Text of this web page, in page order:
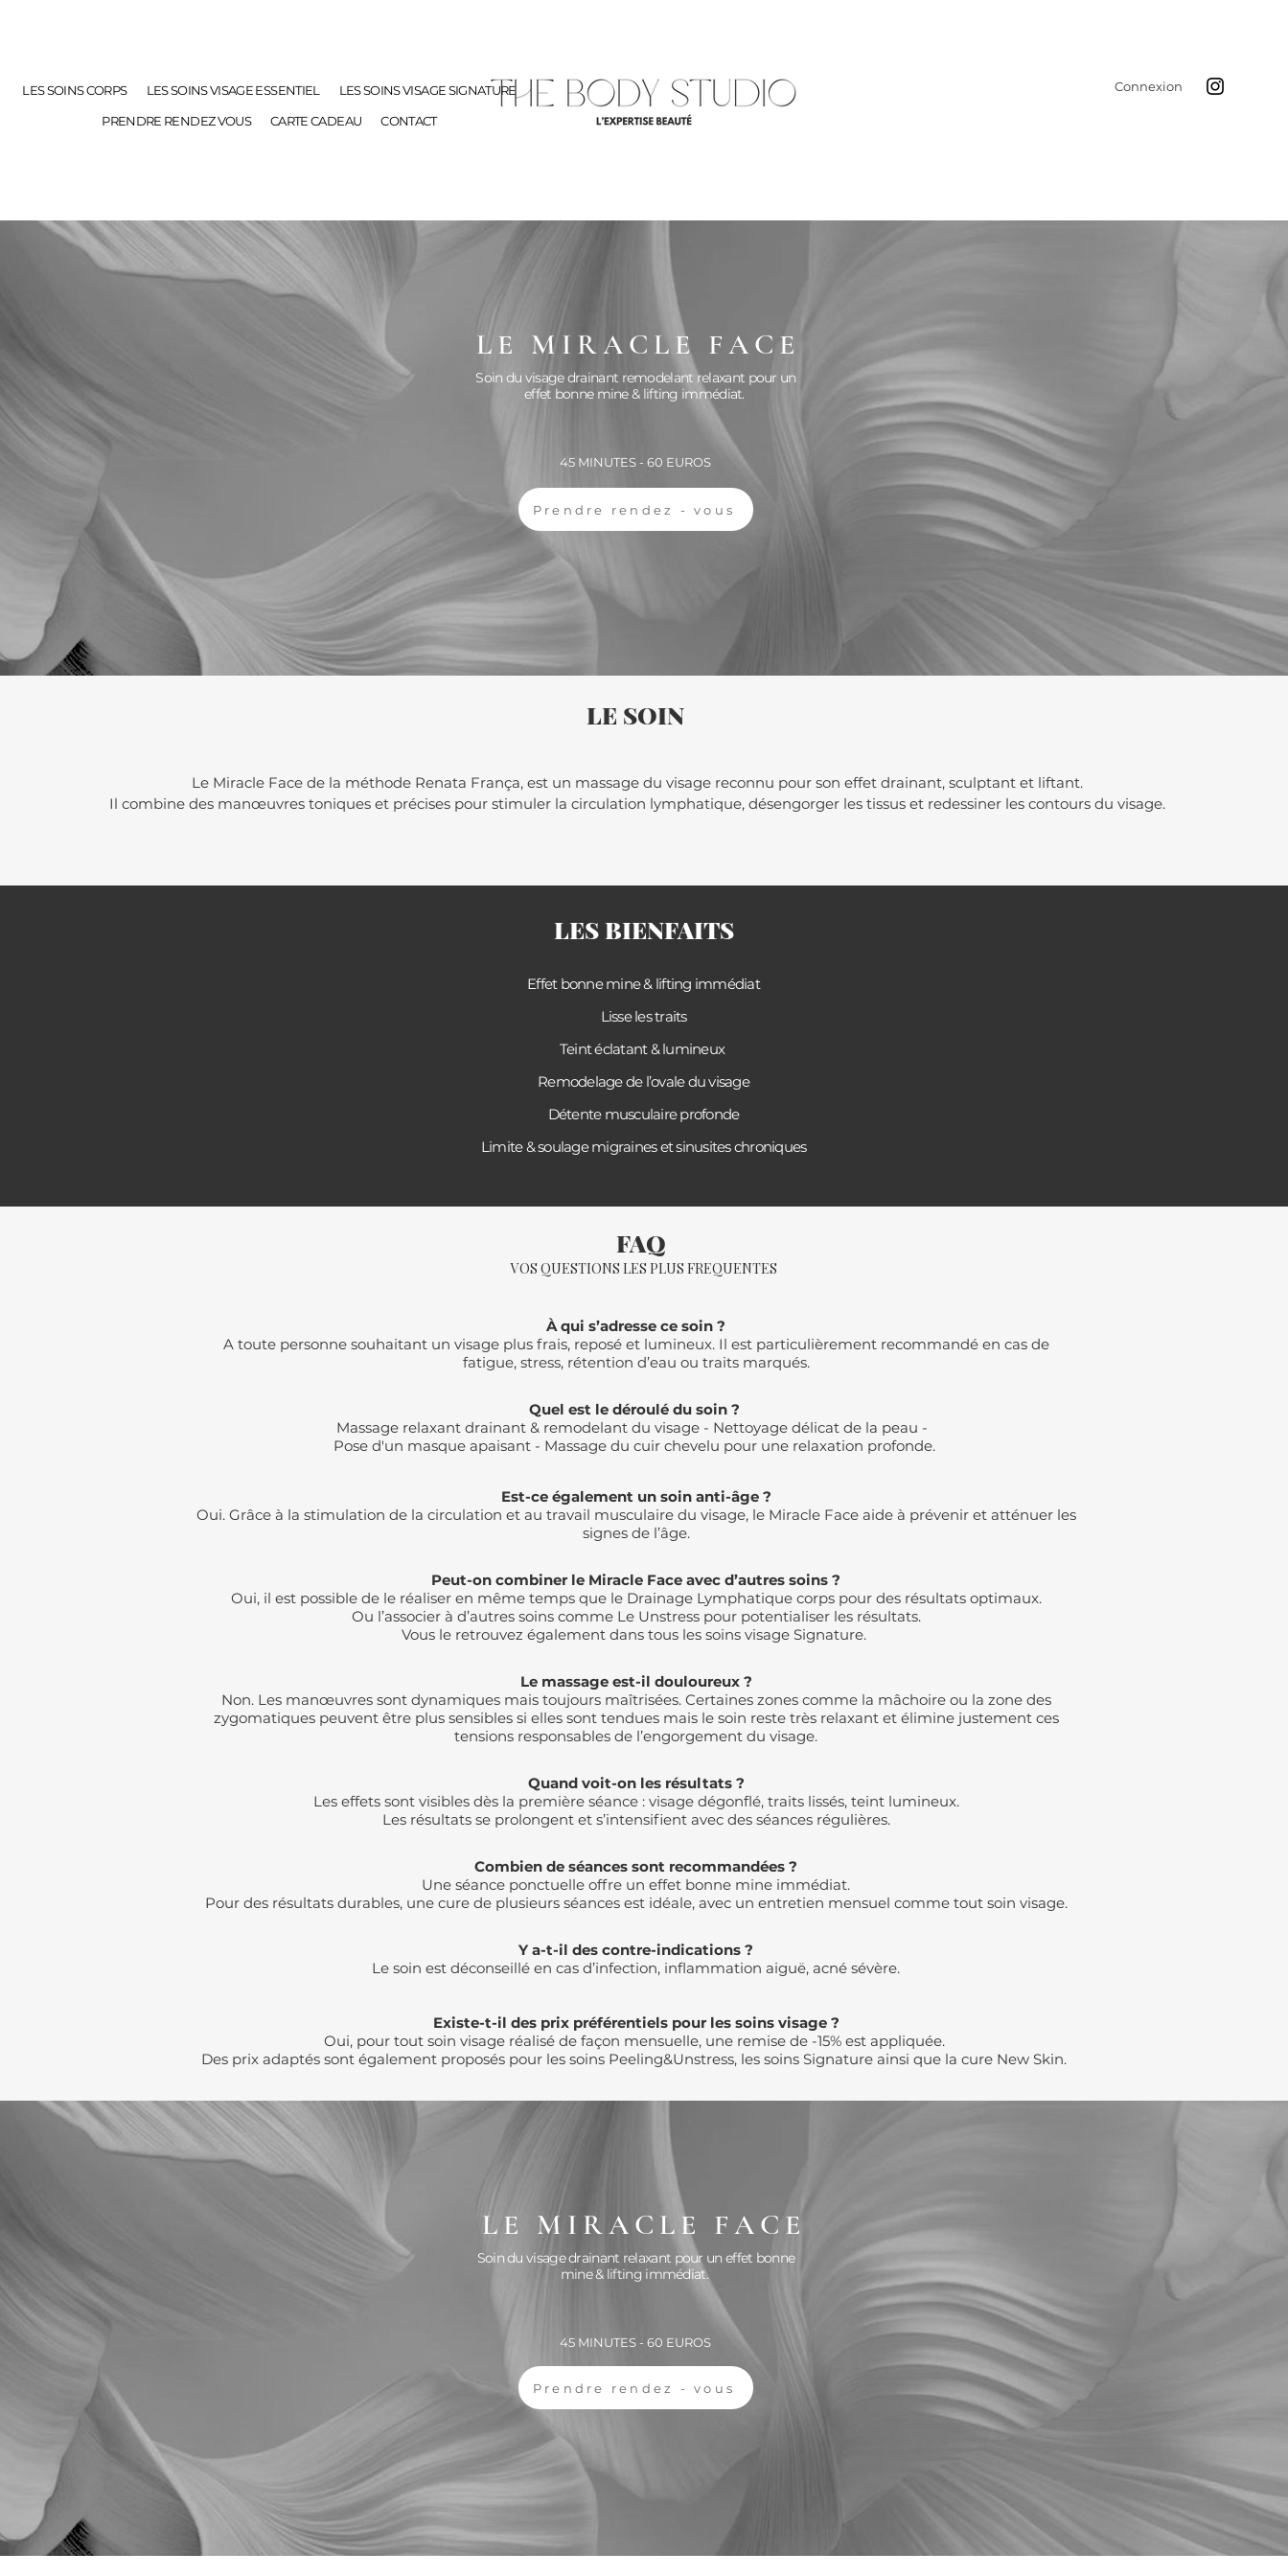
LES SOINS CORPS LES SOINS VISAGE ESSENTIEL
LES SOINS VISAGE SIGNATURE
PRENDRE RENDEZ VOUS
CARTE CADEAU CONTACT
Connexion
LE MIRACLE FACE
Soin du visage drainant remodelant relaxant pour un
effet bonne mine & lifting immédiat.
45 MINUTES - 60 EUROS
Prendre rendez - vous
LE SOIN
Le Miracle Face de la méthode Renata França, est un massage du visage reconnu pour son effet drainant, sculptant et liftant.
Il combine des manœuvres toniques et précises pour stimuler la circulation lymphatique, désengorger les tissus et redessiner les contours du visage.
LES BIENFAITS
Effet bonne mine & lifting immédiat
Lisse les traits
Teint éclatant & lumineux
Remodelage de l’ovale du visage
Détente musculaire profonde
Limite & soulage migraines et sinusites chroniques
FAQ
VOS QUESTIONS LES PLUS FREQUENTES
À qui s’adresse ce soin ?
A toute personne souhaitant un visage plus frais, reposé et lumineux. Il est particulièrement recommandé en cas de
fatigue, stress, rétention d’eau ou traits marqués.
Quel est le déroulé du soin ?
Massage relaxant drainant & remodelant du visage - Nettoyage délicat de la peau -
Pose d'un masque apaisant - Massage du cuir chevelu pour une relaxation profonde.
Est-ce également un soin anti-âge ?
Oui. Grâce à la stimulation de la circulation et au travail musculaire du visage, le Miracle Face aide à prévenir et atténuer les
signes de l’âge.
Peut-on combiner le Miracle Face avec d’autres soins ?
Oui, il est possible de le réaliser en même temps que le Drainage Lymphatique corps pour des résultats optimaux.
Ou l’associer à d’autres soins comme Le Unstress pour potentialiser les résultats.
Vous le retrouvez également dans tous les soins visage Signature.
Le massage est-il douloureux ?
Non. Les manœuvres sont dynamiques mais toujours maîtrisées. Certaines zones comme la mâchoire ou la zone des
zygomatiques peuvent être plus sensibles si elles sont tendues mais le soin reste très relaxant et élimine justement ces
tensions responsables de l’engorgement du visage.
Quand voit-on les résultats ?
Les effets sont visibles dès la première séance : visage dégonflé, traits lissés, teint lumineux.
Les résultats se prolongent et s’intensifient avec des séances régulières.
Combien de séances sont recommandées ?
Une séance ponctuelle offre un effet bonne mine immédiat.
Pour des résultats durables, une cure de plusieurs séances est idéale, avec un entretien mensuel comme tout soin visage.
Y a-t-il des contre-indications ?
Le soin est déconseillé en cas d’infection, inflammation aiguë, acné sévère.
Existe-t-il des prix préférentiels pour les soins visage ?
Oui, pour tout soin visage réalisé de façon mensuelle, une remise de -15% est appliquée.
Des prix adaptés sont également proposés pour les soins Peeling&Unstress, les soins Signature ainsi que la cure New Skin.
LE MIRACLE FACE
Soin du visage drainant relaxant pour un effet bonne
mine & lifting immédiat.
45 MINUTES - 60 EUROS
Prendre rendez - vous